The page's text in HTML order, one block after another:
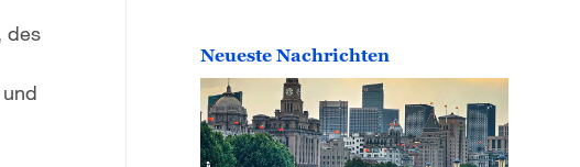
des
Neueste Nachrichten